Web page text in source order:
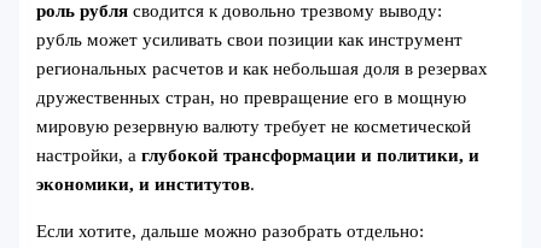
роль рубля сводится к довольно трезвому выводу:
рубль может усиливать свои позиции как инструмент
региональных расчетов и как небольшая доля в резервах
дружественных стран, но превращение его в мощную
мировую резервную валюту требует не косметической
настройки, аглубокой трансформации и политики, и
экономики, и институтов.
Если хотите, дальше можно разобрать отдельно: